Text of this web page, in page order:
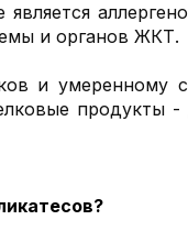
и органов ЖКТ.
и умеренному
продукты